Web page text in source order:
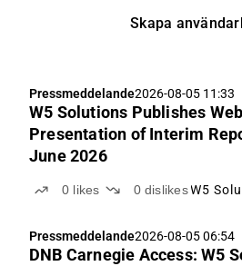
Skapa
Pressmeddelande2026-08-05 11:33
W5 Solutions Publishes
Presentation of Interim
June 2026
0 likes 0 dislikes W5
Pressmeddelande2026-08-05 06:54
DNB Carnegie Access: W5